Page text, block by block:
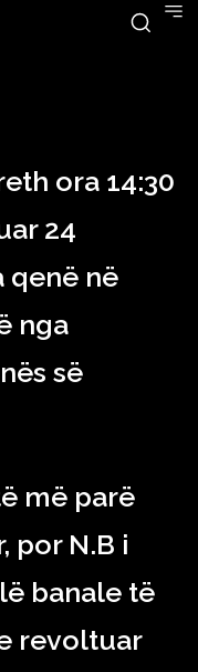
ora 14:30
24
qenë në
nga
së
më parë
por N.B i
banale të
revoltuar